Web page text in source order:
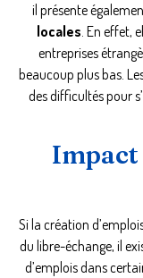
il présente
locales. En effet,
entreprises
beaucoup plus bas.
des difficultés pour
Impact
Si la création
du libre-échange, il
d’emplois dans